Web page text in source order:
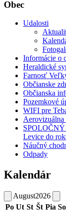
Obec
Udalosti
Informácie o
Heraldické
Farnosť
Občianske
Občianska
Pozemkové
WIFI pre
Aerovizuálna
SPOLOČNÝ
Levice do
Náučný
Odpady
Kalendár
August2026
Po Ut St Št Pia So